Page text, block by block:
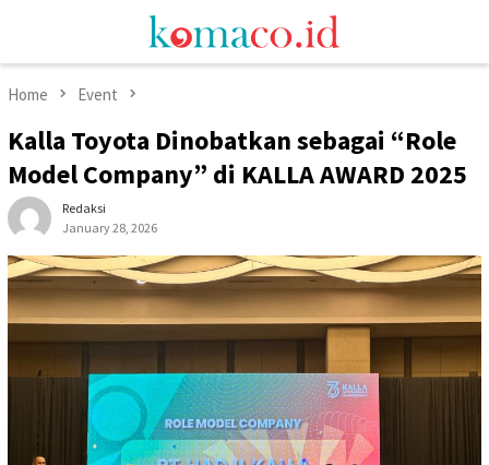
Menu
Home Event
Kalla Toyota Dinobatkan sebagai “Role
Model Company” di KALLA AWARD 2025
Redaksi
January 28, 2026